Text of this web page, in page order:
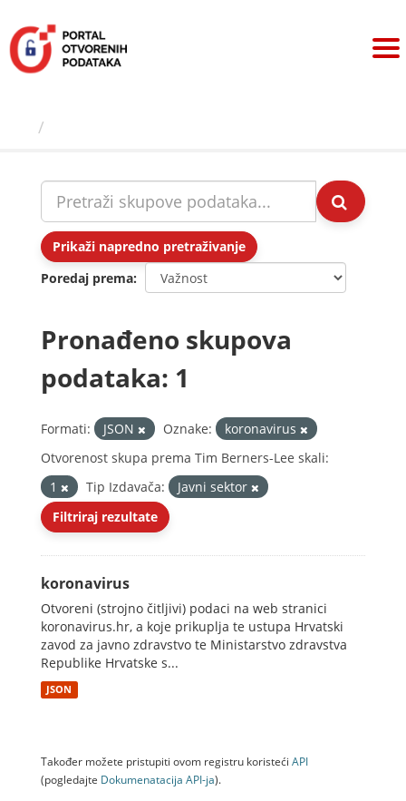
sadržaj
Prikaži napredno pretraživanje
Poredaj prema
Pronađeno skupova
podataka: 1
Formati: JSON Oznake:
koronavirus
Otvorenost skupa prema Tim Berners-Lee skali:
1
Tip Izdavača:
Javni sektor
Filtriraj rezultate
koronavirus
Otvoreni (strojno čitljivi) podaci na web stranici
koronavirus.hr, a koje prikuplja te ustupa Hrvatski
zavod za javno zdravstvo te Ministarstvo zdravstva
Republike Hrvatske s...
JSON
Također možete pristupiti ovom registru koristeći API
(pogledajte Dokumenаtаcijа API-jа).